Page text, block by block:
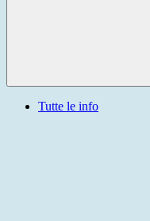
Tutte le info